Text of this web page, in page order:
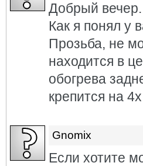
Добрый вечер.
Как я понял у
Прозьба, не
находится в
обогрева
крепится на
Gnomix
Если хотите